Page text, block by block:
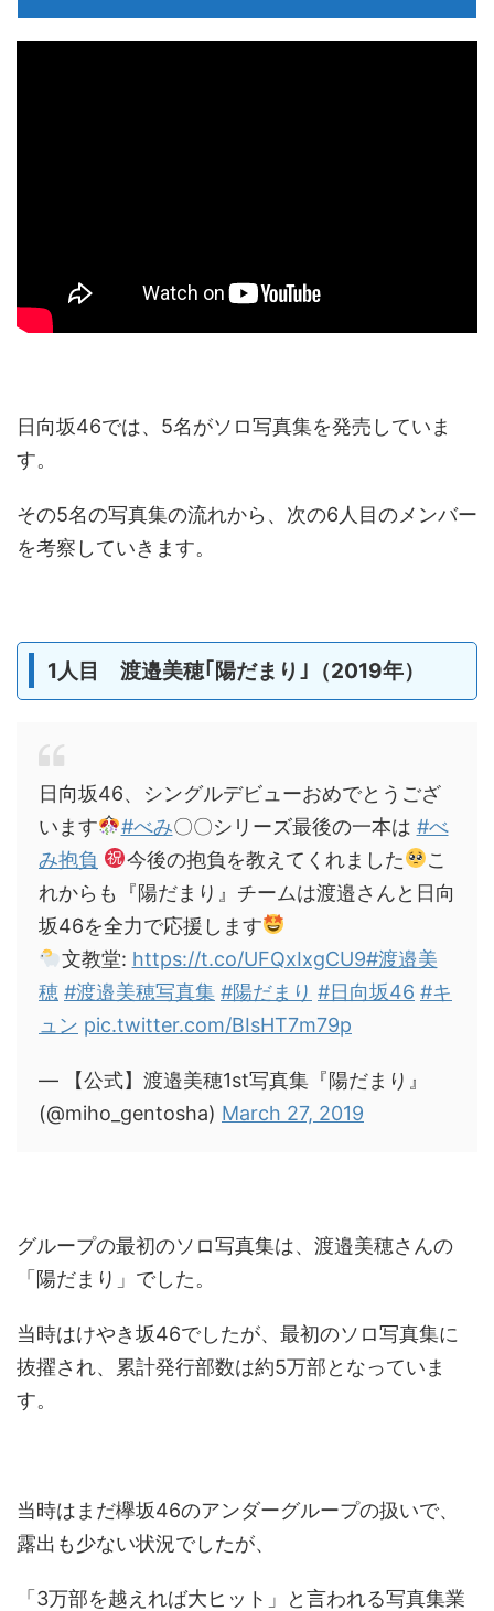
日向坂46では、5名がソロ写真集を発売していま
す。
その5名の写真集の流れから、次の6人目のメンバー
を考察していきます。
1人目 渡邉美穂｢陽だまり｣（2019年）
日向坂46、シングルデビューおめでとうござ
います
#べみ〇〇シリーズ最後の一本は #べ
み抱負
今後の抱負を教えてくれました
こ
れからも『陽だまり』チームは渡邉さんと日向
坂46を全力で応援します
文教堂: https://t.co/UFQxIxgCU9#渡邉美
穂 #渡邉美穂写真集 #陽だまり #日向坂46 #キ
ュン pic.twitter.com/BIsHT7m79p
— 【公式】渡邉美穂1st写真集『陽だまり』
(@miho_gentosha) March 27, 2019
グループの最初のソロ写真集は、渡邉美穂さんの
「陽だまり」でした。
当時はけやき坂46でしたが、最初のソロ写真集に
抜擢され、累計発行部数は約5万部となっていま
す。
当時はまだ欅坂46のアンダーグループの扱いで、
露出も少ない状況でしたが、
「3万部を越えれば大ヒット」と言われる写真集業